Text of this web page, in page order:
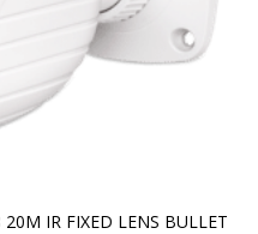
IR FIXED LENS BULLET